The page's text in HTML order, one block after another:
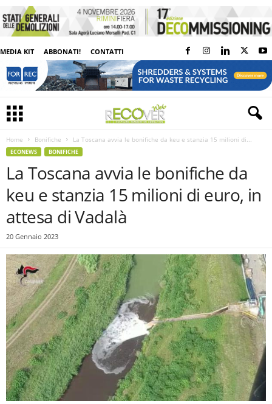
MEDIA KIT ABBONATI! CONTATTI
Home Bonifiche La Toscana avvia le bonifiche da keu e stanzia 15 milioni di...
ECONEWS BONIFICHE
La Toscana avvia le bonifiche da
keu e stanzia 15 milioni di euro, in
attesa di Vadalà
20 Gennaio 2023